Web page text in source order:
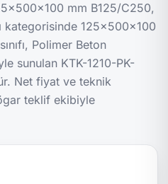
mm B125/C250,
kategorisinde 125x500x100
Polimer Beton
sunulan KTK-1210-PK-
Net fiyat ve teknik
teklif ekibiyle